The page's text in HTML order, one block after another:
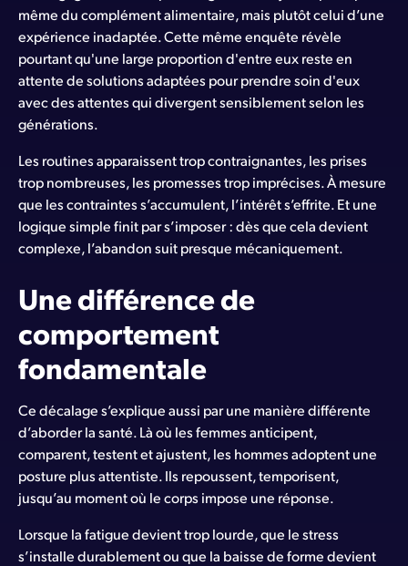
même du complément alimentaire, mais plutôt celui d’une
expérience inadaptée. Cette même enquête révèle
pourtant qu'une large proportion d'entre eux reste en
attente de solutions adaptées pour prendre soin d'eux
avec des attentes qui divergent sensiblement selon les
générations.
Les routines apparaissent trop contraignantes, les prises
trop nombreuses, les promesses trop imprécises. À mesure
que les contraintes s’accumulent, l’intérêt s’effrite. Et une
logique simple finit par s’imposer : dès que cela devient
complexe, l’abandon suit presque mécaniquement.
Une différence de
comportement
fondamentale
Ce décalage s’explique aussi par une manière différente
d’aborder la santé. Là où les femmes anticipent,
comparent, testent et ajustent, les hommes adoptent une
posture plus attentiste. Ils repoussent, temporisent,
jusqu’au moment où le corps impose une réponse.
Lorsque la fatigue devient trop lourde, que le stress
s’installe durablement ou que la baisse de forme devient